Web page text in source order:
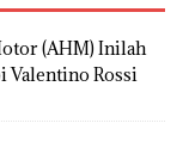
(AHM) Inilah
Valentino Rossi